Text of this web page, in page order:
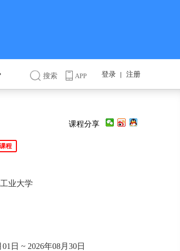
搜索 APP 登录 注册
课程分享
程
业大学
01日 ~ 2026年08月30日